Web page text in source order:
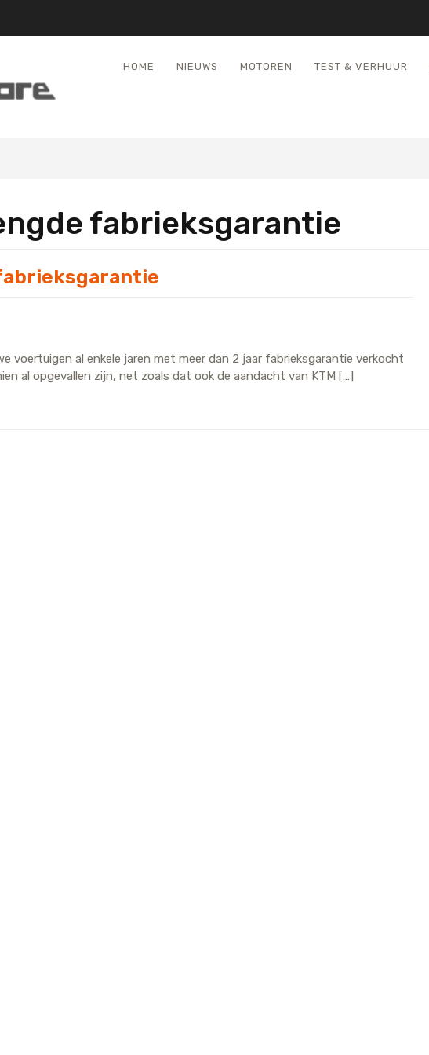
HOME NIEUWS MOTOREN TEST & VERHUUR
fabrieksgarantie
voertuigen al enkele jaren met meer dan 2 jaar fabrieksgarantie verkocht
al opgevallen zijn, net zoals dat ook de aandacht van KTM […]